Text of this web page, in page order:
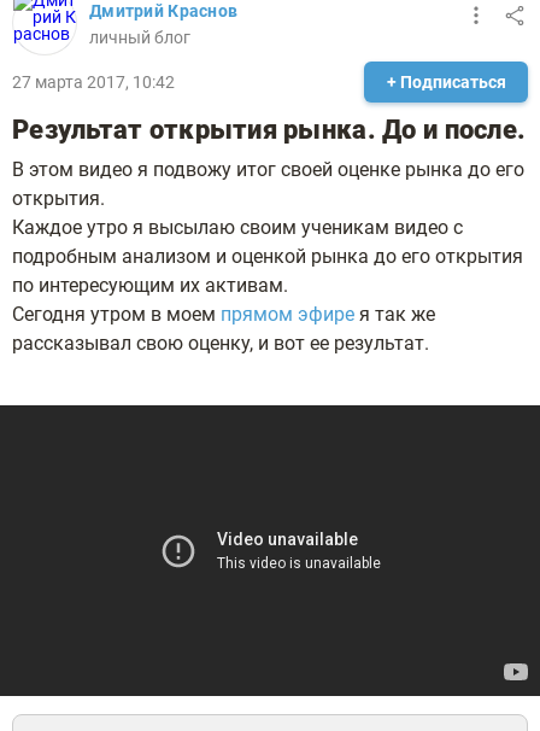
Дмитрий Краснов
личный блог
27 марта 2017, 10:42 + Подписаться
Результат открытия рынка. До и после.
В этом видео я подвожу итог своей оценке рынка до его
открытия.
Каждое утро я высылаю своим ученикам видео с
подробным анализом и оценкой рынка до его открытия
по интересующим их активам.
Сегодня утром в моем прямом эфире я так же
рассказывал свою оценку, и вот ее результат.